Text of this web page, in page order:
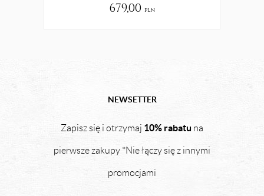
679,00 pln
NEWSETTER
Zapisz się i otrzymaj 10% rabatu na
pierwsze zakupy *Nie łączy się z innymi
promocjami